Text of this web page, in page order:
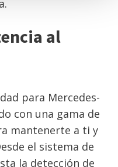
al
para Mercedes-
con una gama de
mantenerte a ti y
el sistema de
la detección de